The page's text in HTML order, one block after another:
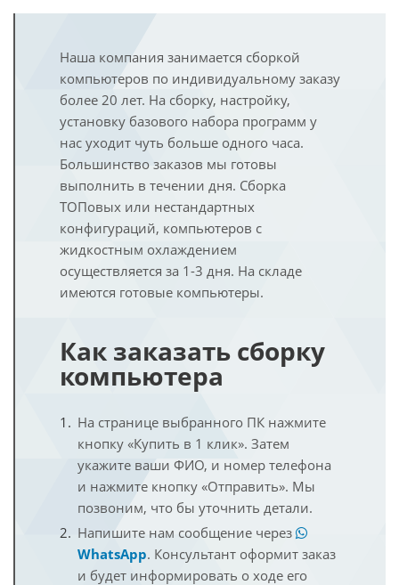
Наша компания занимается сборкой
компьютеров по индивидуальному заказу
более 20 лет. На сборку, настройку,
установку базового набора программ у
нас уходит чуть больше одного часа.
Большинство заказов мы готовы
выполнить в течении дня. Сборка
ТОПовых или нестандартных
конфигураций, компьютеров с
жидкостным охлаждением
осуществляется за 1-3 дня. На складе
имеются готовые компьютеры.
Как заказать сборку
компьютера
На странице выбранного ПК нажмите
кнопку «Купить в 1 клик». Затем
укажите ваши ФИО, и номер телефона
и нажмите кнопку «Отправить». Мы
позвоним, что бы уточнить детали.
Напишите нам сообщение через
WhatsApp. Консультант оформит заказ
и будет информировать о ходе его